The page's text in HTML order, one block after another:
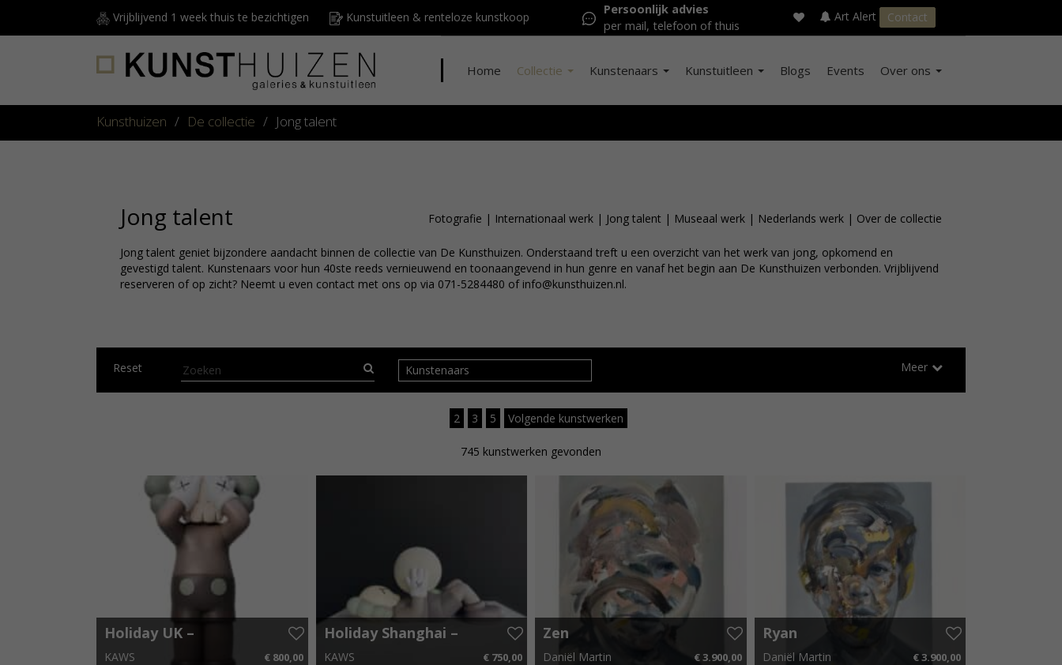
Vrijblijvend 1 week thuis te bezichtigen Kunstuitleen & renteloze kunstkoop
Persoonlijk advies
per mail, telefoon of thuis
Art Alert Contact
Home Collectie Kunstenaars Kunstuitleen Blogs Events Over ons
Kunsthuizen / De collectie / Jong talent
Jong talent Fotografie | Internationaal werk | Jong talent | Museaal werk | Nederlands werk | Over de collectie
Jong talent geniet bijzondere aandacht binnen de collectie van De Kunsthuizen. Onderstaand treft u een overzicht van het werk van jong, opkomend en
gevestigd talent. Kunstenaars voor hun 40ste reeds vernieuwend en toonaangevend in hun genre en vanaf het begin aan De Kunsthuizen verbonden. Vrijblijvend
reserveren of op zicht? Neemt u even contact met ons op via 071-5284480 of info@kunsthuizen.nl.
Reset Kunstenaars
2 3 5 Volgende kunstwerken
745 kunstwerken gevonden
Holiday UK –
KAWS € 800,00
Holiday Shanghai –
KAWS € 750,00
Zen
Daniël Martin € 3.900,00
Ryan
Daniël Martin € 3.900,00